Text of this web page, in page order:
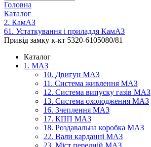
Головна
Каталог
2. КамАЗ
61. Устаткування і приладдя КамАЗ
Привід замку к-кт 5320-6105080/81
Каталог
1. МАЗ
10. Двигун МАЗ
11. Система живлення МАЗ
12. Система випуску газів МАЗ
13. Система охолодження МАЗ
16. Зчеплення МАЗ
17. КПП МАЗ
18. Роздавальна коробка МАЗ
22. Вали карданні МАЗ
23. Міст передній МАЗ